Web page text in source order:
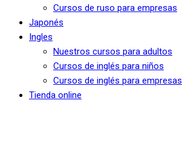
Cursos de ruso para empresas
Japonés
Ingles
Nuestros cursos para adultos
Cursos de inglés para niños
Cursos de inglés para empresas
Tienda online